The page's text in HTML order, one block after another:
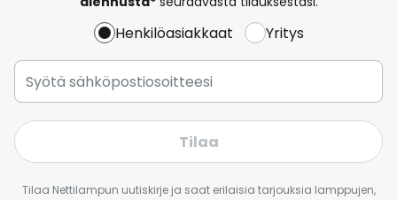
Henkilöasiakkaat Yritys
Tilaa
Tilaa Nettilampun uutiskirje ja saat erilaisia tarjouksia lamppujen,